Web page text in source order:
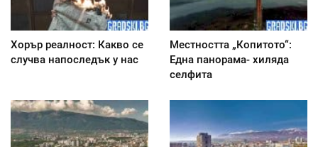
Хорър реалност: Какво се
случва напоследък у нас
Местността „Копитото“:
Една панорама- хиляда
селфита